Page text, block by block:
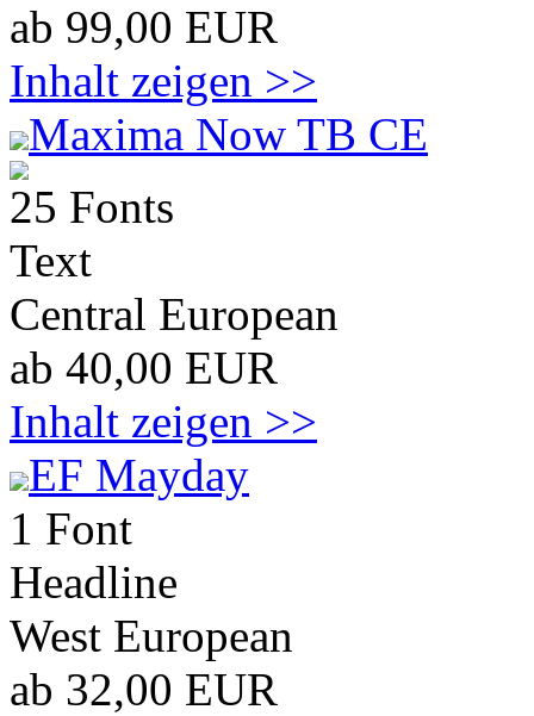
ab 99,00 EUR
Inhalt zeigen >>
Maxima Now TB CE
25 Fonts
Text
Central European
ab 40,00 EUR
Inhalt zeigen >>
EF Mayday
1 Font
Headline
West European
ab 32,00 EUR